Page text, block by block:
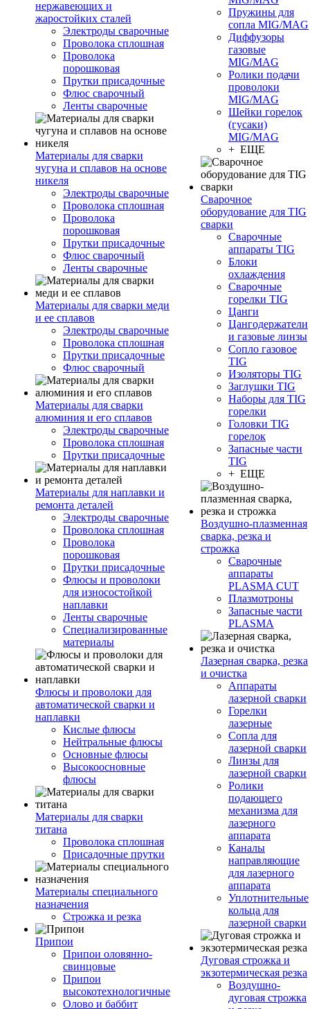
нержавеющих и
жаростойких сталей
Электроды сварочные
Проволока сплошная
Проволока
порошковая
Прутки присадочные
Флюс сварочный
Ленты сварочные
Материалы для сварки
чугуна и сплавов на основе
никеля
Электроды сварочные
Проволока сплошная
Проволока
порошковая
Прутки присадочные
Флюс сварочный
Ленты сварочные
Материалы для сварки меди
и ее сплавов
Электроды сварочные
Проволока сплошная
Прутки присадочные
Флюс сварочный
Материалы для сварки
алюминия и его сплавов
Электроды сварочные
Проволока сплошная
Прутки присадочные
Материалы для наплавки и
ремонта деталей
Электроды сварочные
Проволока сплошная
Проволока
порошковая
Прутки присадочные
Флюсы и проволоки
для износостойкой
наплавки
Ленты сварочные
Специализированные
материалы
Флюсы и проволоки для
автоматической сварки и
наплавки
Кислые флюсы
Нейтральные флюсы
Основные флюсы
Высокоосновные
флюсы
Материалы для сварки
титана
Проволока сплошная
Присадочные прутки
Материалы специального
назначения
Строжка и резка
Припои
Припои оловянно-
свинцовые
Припои
высокотехнологичные
Олово и баббит
Пружины для
сопла MIG/MAG
Диффузоры
газовые
MIG/MAG
Ролики подачи
проволоки
MIG/MAG
Шейки горелок
(гусаки)
MIG/MAG
+ ЕЩЕ
Сварочное
оборудование для TIG
сварки
Сварочные
аппараты TIG
Блоки
охлаждения
Сварочные
горелки TIG
Цанги
Цангодержатели
и газовые линзы
Сопло газовое
TIG
Изоляторы TIG
Заглушки TIG
Наборы для TIG
горелки
Головки TIG
горелок
Запасные части
TIG
+ ЕЩЕ
Воздушно-плазменная
сварка, резка и
строжка
Сварочные
аппараты
PLASMA CUT
Плазмотроны
Запасные части
PLASMA
Лазерная сварка, резка
и очистка
Аппараты
лазерной сварки
Горелки
лазерные
Сопла для
лазерной сварки
Линзы для
лазерной сварки
Ролики
подающего
механизма для
лазерного
аппарата
Каналы
направляющие
для лазерного
аппарата
Уплотнительные
кольца для
лазерной сварки
Дуговая строжка и
экзотермическая резка
Воздушно-
дуговая строжка